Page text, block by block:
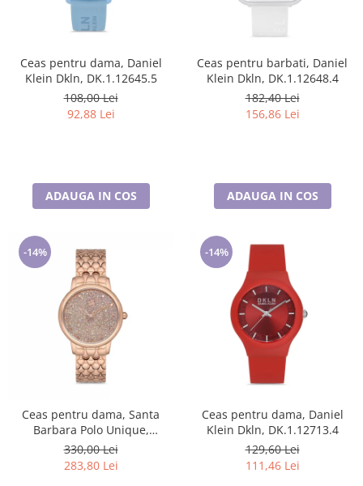
Ceas pentru dama, Daniel
Klein Dkln, DK.1.12645.5
108,00 Lei
92,88 Lei
ADAUGA IN COS
Ceas pentru barbati, Daniel
Klein Dkln, DK.1.12648.4
182,40 Lei
156,86 Lei
ADAUGA IN COS
-14%
Ceas pentru dama, Santa
Barbara Polo Unique,
SB.1.10127.2
330,00 Lei
283,80 Lei
-14%
Ceas pentru dama, Daniel
Klein Dkln, DK.1.12713.4
129,60 Lei
111,46 Lei